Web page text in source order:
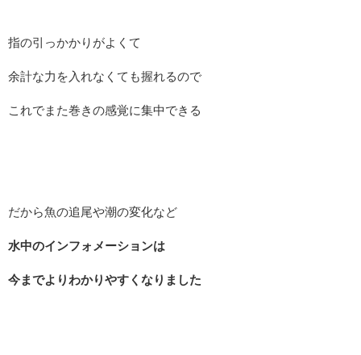
指の引っかかりがよくて
余計な力を入れなくても握れるので
これでまた巻きの感覚に集中できる
だから魚の追尾や潮の変化など
水中のインフォメーションは
今までよりわかりやすくなりました